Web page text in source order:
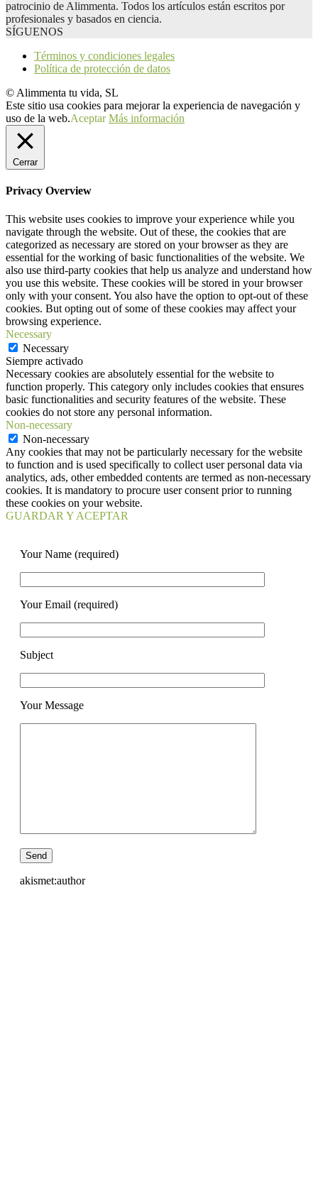
patrocinio de Alimmenta. Todos los artículos están escritos por
profesionales y basados en ciencia.
SÍGUENOS
Términos y condiciones legales
Política de protección de datos
© Alimmenta tu vida, SL
Este sitio usa cookies para mejorar la experiencia de navegación y
uso de la web.Aceptar Más información
Cerrar
Privacy Overview
This website uses cookies to improve your experience while you
navigate through the website. Out of these, the cookies that are
categorized as necessary are stored on your browser as they are
essential for the working of basic functionalities of the website. We
also use third-party cookies that help us analyze and understand how
you use this website. These cookies will be stored in your browser
only with your consent. You also have the option to opt-out of these
cookies. But opting out of some of these cookies may affect your
browsing experience.
Necessary
Necessary
Siempre activado
Necessary cookies are absolutely essential for the website to
function properly. This category only includes cookies that ensures
basic functionalities and security features of the website. These
cookies do not store any personal information.
Non-necessary
Non-necessary
Any cookies that may not be particularly necessary for the website
to function and is used specifically to collect user personal data via
analytics, ads, other embedded contents are termed as non-necessary
cookies. It is mandatory to procure user consent prior to running
these cookies on your website.
GUARDAR Y ACEPTAR
Your Name (required)
Your Email (required)
Subject
Your Message
akismet:author